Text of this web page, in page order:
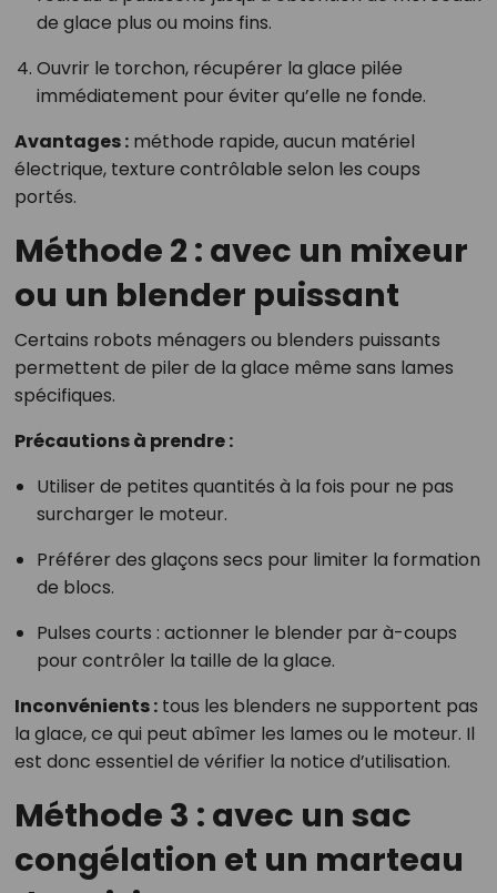
de glace plus ou moins fins.
Ouvrir le torchon, récupérer la glace pilée
immédiatement pour éviter qu’elle ne fonde.
Avantages :méthode rapide, aucun matériel
électrique, texture contrôlable selon les coups
portés.
Méthode 2 : avec un mixeur
ou un blender puissant
Certains robots ménagers ou blenders puissants
permettent de piler de la glace même sans lames
spécifiques.
Précautions à prendre :
Utiliser de petites quantités à la fois pour ne pas
surcharger le moteur.
Préférer des glaçons secs pour limiter la formation
de blocs.
Pulses courts : actionner le blender par à-coups
pour contrôler la taille de la glace.
Inconvénients :tous les blenders ne supportent pas
la glace, ce qui peut abîmer les lames ou le moteur. Il
est donc essentiel de vérifier la notice d’utilisation.
Méthode 3 : avec un sac
congélation et un marteau